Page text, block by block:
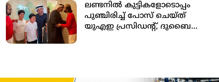
ലണ്ടനില്‍ കുട്ടികളോടൊപ്പം
പുഞ്ചിരിച്ച് പോസ് ചെയ്ത്
യുഎഇ പ്രസിഡന്റ്, ദുബൈ